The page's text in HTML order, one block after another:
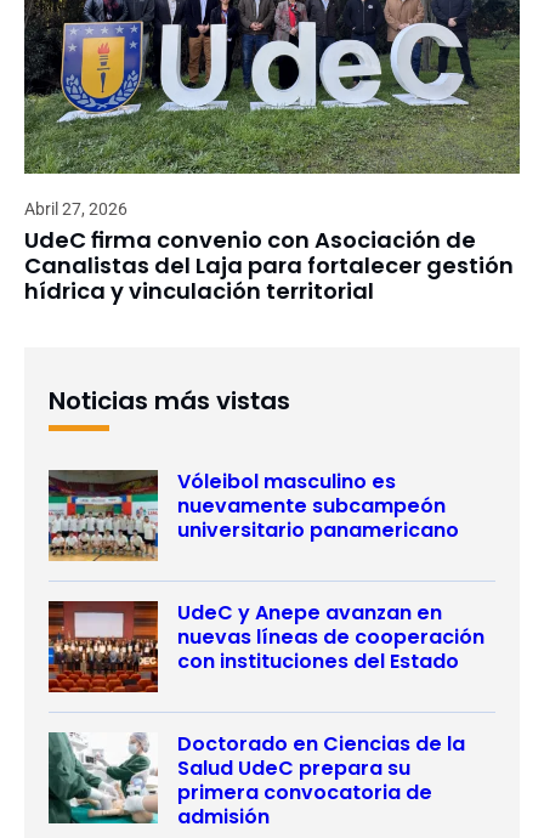
Abril 27, 2026
UdeC firma convenio con Asociación de
Canalistas del Laja para fortalecer gestión
hídrica y vinculación territorial
Noticias más vistas
Vóleibol masculino es
nuevamente subcampeón
universitario panamericano
UdeC y Anepe avanzan en
nuevas líneas de cooperación
con instituciones del Estado
Doctorado en Ciencias de la
Salud UdeC prepara su
primera convocatoria de
admisión